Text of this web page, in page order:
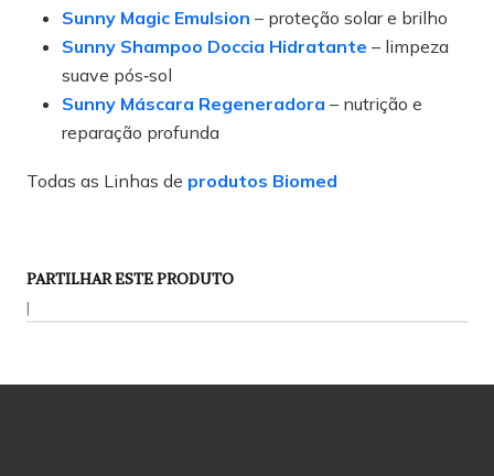
Sunny Magic Emulsion – proteção solar e brilho
Sunny Shampoo Doccia Hidratante – limpeza
suave pós‑sol
Sunny Máscara Regeneradora – nutrição e
reparação profunda
Todas as Linhas de produtos Biomed
PARTILHAR ESTE PRODUTO
|